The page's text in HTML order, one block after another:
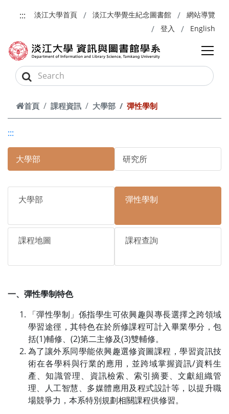
:::
淡江大學首頁 淡江大學覺生紀念圖書館
網站導覽
登入
English
首頁 課程資訊 大學部 彈性學制
:::
大學部 研究所
大學部 彈性學制
課程地圖 課程查詢
一、彈性學制特色
「彈性學制」係指學生可依興趣與專長選擇之跨領域
學習途徑，其特色在於所修課程可計入畢業學分，包
括(1)輔修、(2)第二主修及(3)雙輔修。
為了讓外系同學能依興趣選修資圖課程，學習資訊技
術在各學科與行業的應用，並跨域掌握資訊/資料生
產、知識管理、資訊檢索、索引摘要、文獻組織管
理、人工智慧、多媒體應用及程式設計等，以提升職
場競爭力，本系特別規劃相關課程供修習。